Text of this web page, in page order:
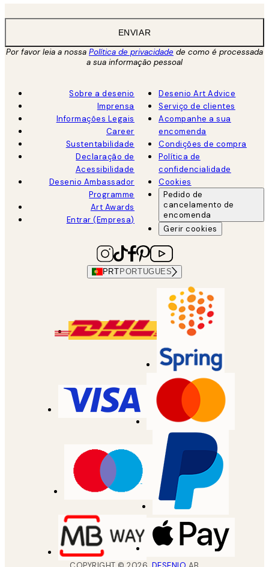
ENVIAR
Por favor leia a nossa Política de privacidade de como é processada
a sua informação pessoal
Sobre a desenio
Imprensa
Informações Legais
Career
Sustentabilidade
Declaração de
Acessibilidade
Desenio Ambassador
Programme
Art Awards
Entrar (Empresa)
Desenio Art Advice
Serviço de clientes
Acompanhe a sua
encomenda
Condições de compra
Política de
confidencialidade
Cookies
Pedido de
cancelamento de
encomenda
Gerir cookies
PRT PORTUGUES